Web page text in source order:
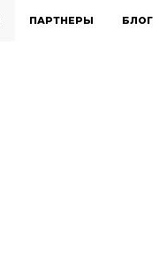
ПАРТНЕРЫ БЛОГ